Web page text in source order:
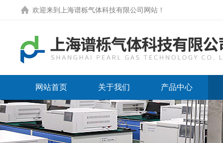
欢迎来到 上海谱栎气体科技有限公司网站 ！
网站首页 关于我们 产品中心